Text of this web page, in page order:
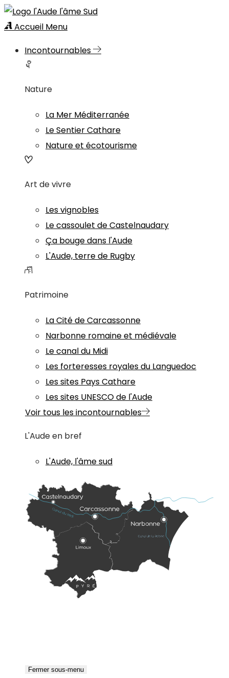
Accueil Menu
Incontournables
Nature
La Mer Méditerranée
Le Sentier Cathare
Nature et écotourisme
Art de vivre
Les vignobles
Le cassoulet de Castelnaudary
Ça bouge dans l'Aude
L'Aude, terre de Rugby
Patrimoine
La Cité de Carcassonne
Narbonne romaine et médiévale
Le canal du Midi
Les forteresses royales du Languedoc
Les sites Pays Cathare
Les sites UNESCO de l'Aude
Voir tous les incontournables
L'Aude en bref
L'Aude, l'âme sud
Fermer sous-menu